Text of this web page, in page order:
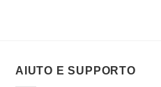
AIUTO E SUPPORTO